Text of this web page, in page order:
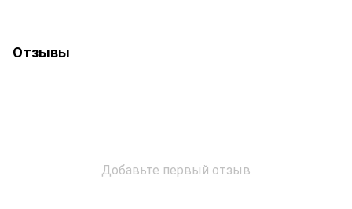
Отзывы
Добавьте первый отзыв